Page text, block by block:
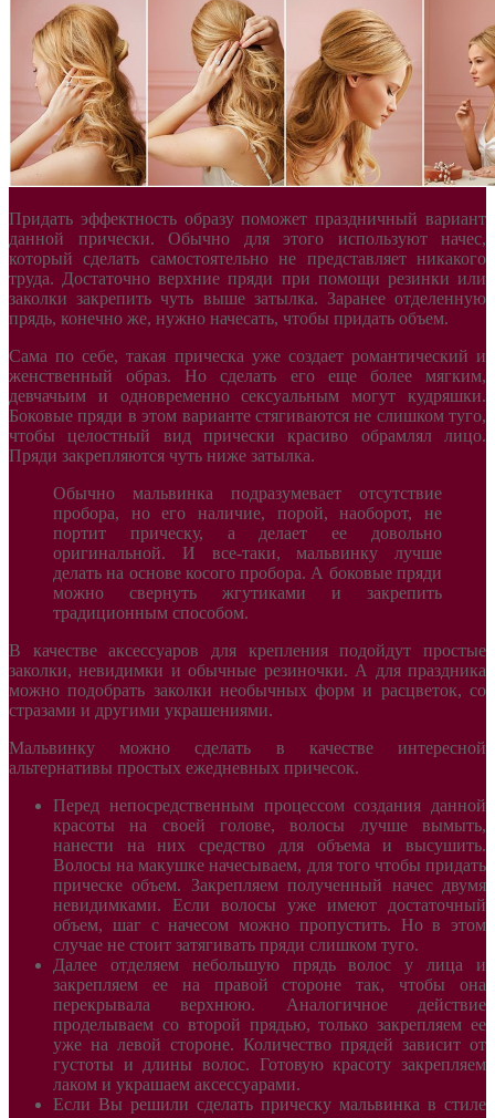
Придать эффектность образу поможет праздничный вариант
данной прически. Обычно для этого используют начес,
который сделать самостоятельно не представляет никакого
труда. Достаточно верхние пряди при помощи резинки или
заколки закрепить чуть выше затылка. Заранее отделенную
прядь, конечно же, нужно начесать, чтобы придать объем.
Сама по себе, такая прическа уже создает романтический и
женственный образ. Но сделать его еще более мягким,
девчачьим и одновременно сексуальным могут кудряшки.
Боковые пряди в этом варианте стягиваются не слишком туго,
чтобы целостный вид прически красиво обрамлял лицо.
Пряди закрепляются чуть ниже затылка.
Обычно мальвинка подразумевает отсутствие
пробора, но его наличие, порой, наоборот, не
портит прическу, а делает ее довольно
оригинальной. И все-таки, мальвинку лучше
делать на основе косого пробора. А боковые пряди
можно свернуть жгутиками и закрепить
традиционным способом.
В качестве аксессуаров для крепления подойдут простые
заколки, невидимки и обычные резиночки. А для праздника
можно подобрать заколки необычных форм и расцветок, со
стразами и другими украшениями.
Мальвинку можно сделать в качестве интересной
альтернативы простых ежедневных причесок.
Перед непосредственным процессом создания данной
красоты на своей голове, волосы лучше вымыть,
нанести на них средство для объема и высушить.
Волосы на макушке начесываем, для того чтобы придать
прическе объем. Закрепляем полученный начес двумя
невидимками. Если волосы уже имеют достаточный
объем, шаг с начесом можно пропустить. Но в этом
случае не стоит затягивать пряди слишком туго.
Далее отделяем небольшую прядь волос у лица и
закрепляем ее на правой стороне так, чтобы она
перекрывала верхнюю. Аналогичное действие
проделываем со второй прядью, только закрепляем ее
уже на левой стороне. Количество прядей зависит от
густоты и длины волос. Готовую красоту закрепляем
лаком и украшаем аксессуарами.
Если Вы решили сделать прическу мальвинка в стиле